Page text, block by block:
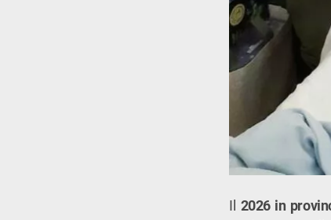
Il 2026 in